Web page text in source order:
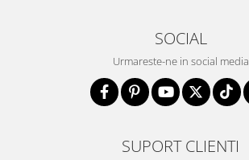
SOCIAL
Urmareste-ne in social media
SUPORT CLIENTI